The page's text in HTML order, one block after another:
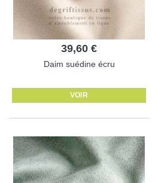
39,60 €
Daim suédine écru
VOIR